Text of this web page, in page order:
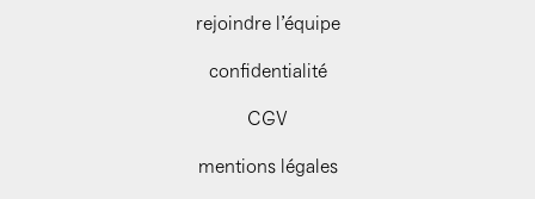
rejoindre l’équipe
confidentialité
CGV
mentions légales